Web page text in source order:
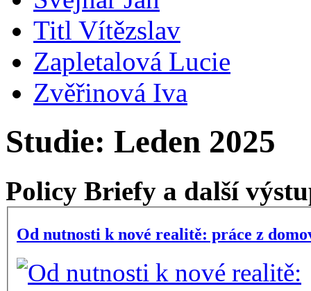
Titl Vítězslav
Zapletalová Lucie
Zvěřinová Iva
Studie: Leden 2025
Policy Briefy a další
Od nutnosti k nové realitě: práce z